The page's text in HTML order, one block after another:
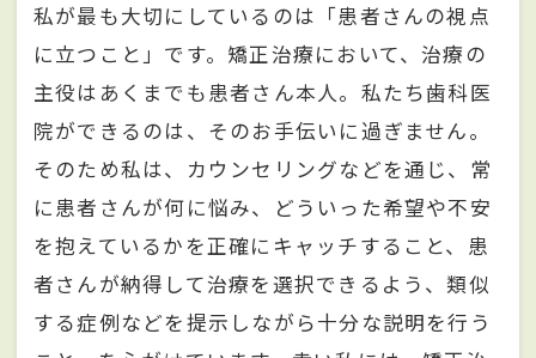
私が最も大切にしているのは「患者さんの視点
に立つこと」です。矯正治療において、治療の
主役はあくまでも患者さん本人。私たち歯科医
院ができるのは、そのお手伝いに過ぎません。
そのため私は、カウンセリングなどを通じ、常
に患者さんが何に悩み、どういった希望や不安
を抱えているかを正確にキャッチすること、患
者さんが納得して治療を選択できるよう、類似
する症例などを提示しながら十分な説明を行う